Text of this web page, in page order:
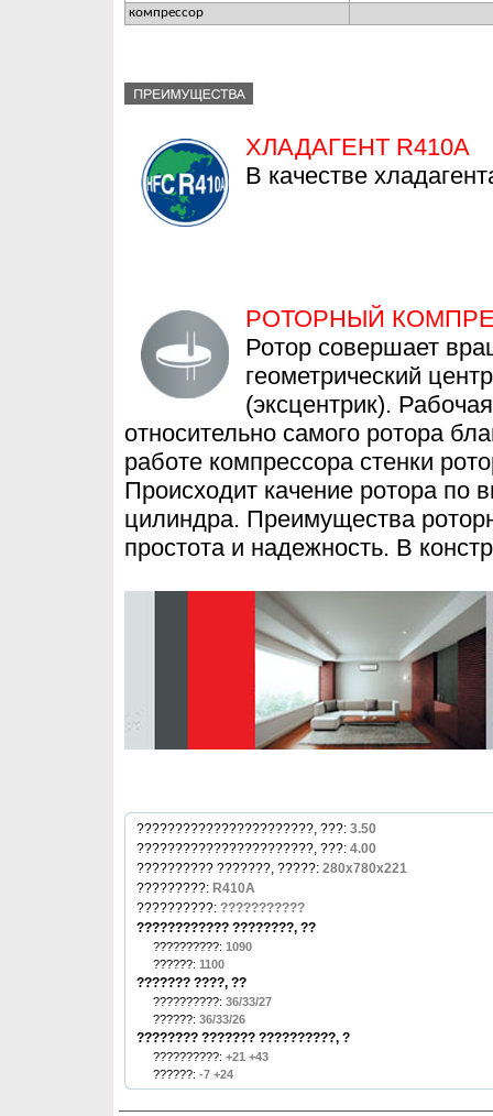
компрессор
ХЛАДАГЕНТ R410A
В качестве
РОТОРНЫЙ
Ротор совершает
геометрический
(эксцентрик).
относительно самого ротора
работе компрессора стенки
Происходит качение ротора по
цилиндра. Преимущества
простота и надежность. В
???????????????????????, ???: 3.50
???????????????????????, ???: 4.00
?????????? ???????, ?????: 280x780x221
?????????: R410A
??????????: ???????????
???????????? ????????, ??
??????????: 1090
??????: 1100
??????? ????, ??
??????????: 36/33/27
??????: 36/33/26
???????? ??????? ??????????, ?
??????????: +21 +43
??????: -7 +24